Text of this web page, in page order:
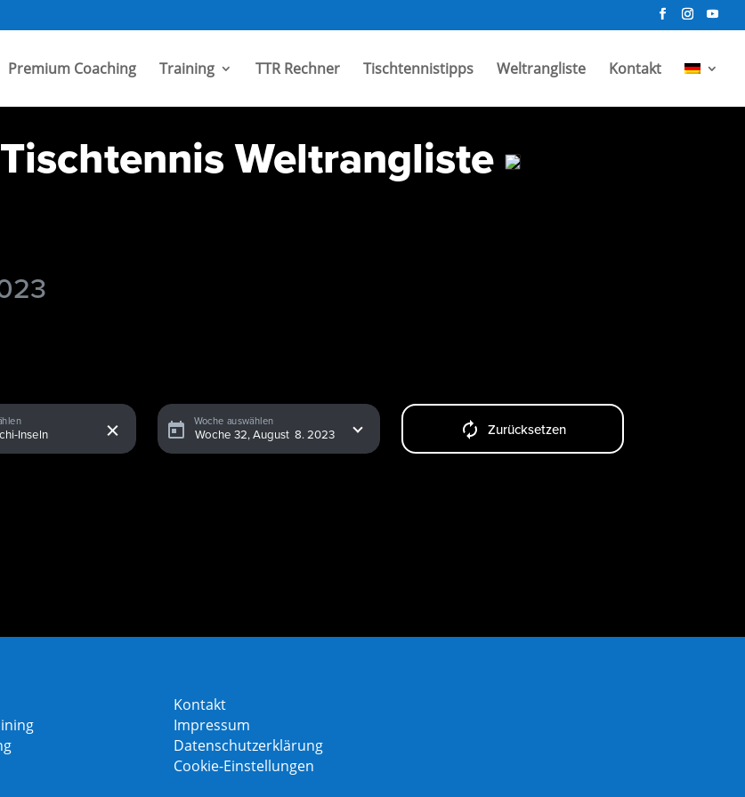
Premium Coaching Training TTR Rechner Tischtennistipps Weltrangliste Kontakt
Tischtennis Weltrangliste
Woche auswählen
Zurücksetzen
Kontakt
Impressum
Datenschutzerklärung
Cookie-Einstellungen